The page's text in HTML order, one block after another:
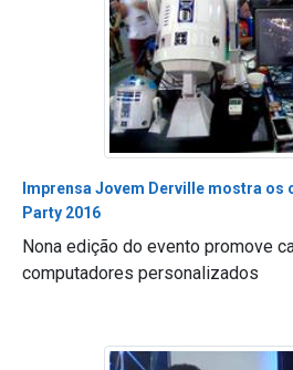
Imprensa Jovem Derville mostra os
Party 2016
Nona edição do evento promove
computadores personalizados